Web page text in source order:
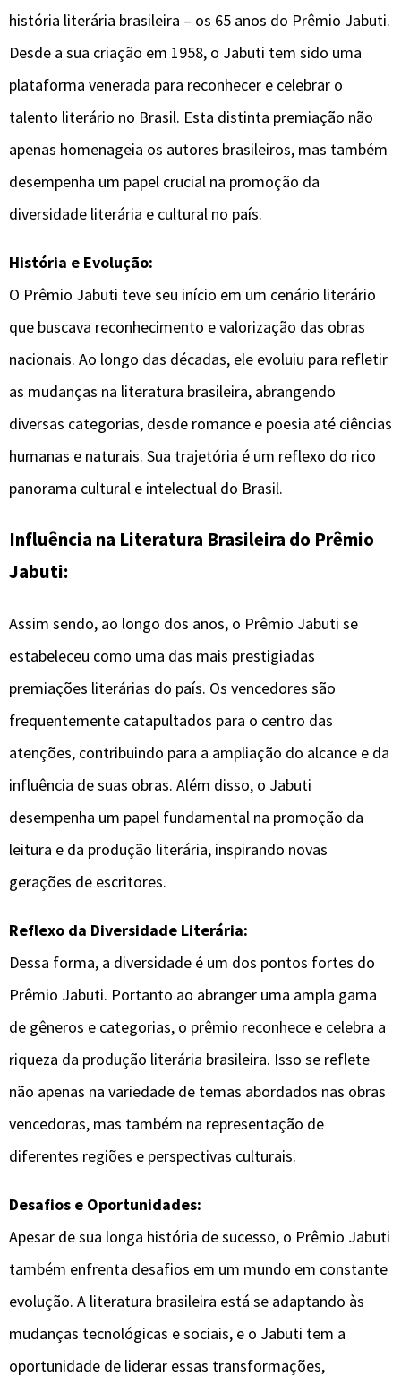
história literária brasileira – os 65 anos do Prêmio Jabuti.
Desde a sua criação em 1958, o Jabuti tem sido uma
plataforma venerada para reconhecer e celebrar o
talento literário no Brasil. Esta distinta premiação não
apenas homenageia os autores brasileiros, mas também
desempenha um papel crucial na promoção da
diversidade literária e cultural no país.
História e Evolução:
O Prêmio Jabuti teve seu início em um cenário literário
que buscava reconhecimento e valorização das obras
nacionais. Ao longo das décadas, ele evoluiu para refletir
as mudanças na literatura brasileira, abrangendo
diversas categorias, desde romance e poesia até ciências
humanas e naturais. Sua trajetória é um reflexo do rico
panorama cultural e intelectual do Brasil.
Influência na Literatura Brasileira do Prêmio
Jabuti:
Assim sendo, ao longo dos anos, o Prêmio Jabuti se
estabeleceu como uma das mais prestigiadas
premiações literárias do país. Os vencedores são
frequentemente catapultados para o centro das
atenções, contribuindo para a ampliação do alcance e da
influência de suas obras. Além disso, o Jabuti
desempenha um papel fundamental na promoção da
leitura e da produção literária, inspirando novas
gerações de escritores.
Reflexo da Diversidade Literária:
Dessa forma, a diversidade é um dos pontos fortes do
Prêmio Jabuti. Portanto ao abranger uma ampla gama
de gêneros e categorias, o prêmio reconhece e celebra a
riqueza da produção literária brasileira. Isso se reflete
não apenas na variedade de temas abordados nas obras
vencedoras, mas também na representação de
diferentes regiões e perspectivas culturais.
Desafios e Oportunidades:
Apesar de sua longa história de sucesso, o Prêmio Jabuti
também enfrenta desafios em um mundo em constante
evolução. A literatura brasileira está se adaptando às
mudanças tecnológicas e sociais, e o Jabuti tem a
oportunidade de liderar essas transformações,